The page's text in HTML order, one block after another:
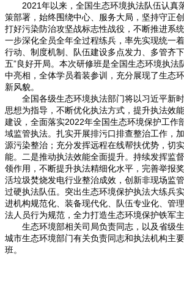
2021年以来，全国生态环境执法队伍认真
策部署，始终围绕中心、服务大局，坚持守正
打好污染防治攻坚战标志性战役，不断推进系
一步深化全员全年全过程练兵，率先实现统一
行动、制度机制、队伍建设多点发力、多管齐
五”良好开局。本次研修班是全国生态环境执法
中亮相，全体学员着装参训，充分展现了生态
新风貌。
全国各级生态环境执法部门将以习近平新时
思想为指导，不断优化执法方式，提升执法效
建设，全面落实2022年全国生态环境保护工作
域监管执法。扎实开展排污口排查整治工作，
源污染整治；充分发挥远程在线帮扶优势，切
能。二是推动执法效能全面提升。持续发挥监
领作用，不断提升执法精细化水平，完善举报
活垃圾焚烧发电行业整治成效，创新非现场监
过硬执法队伍。突出生态环境保护执法大练兵
进机构规范化、装备现代化、队伍专业化、管
法人员行为规范，全力打造生态环境保护铁军主
生态环境部相关司局负责同志，以及省级生
城市生态环境部门有关负责同志和执法机构主
班。